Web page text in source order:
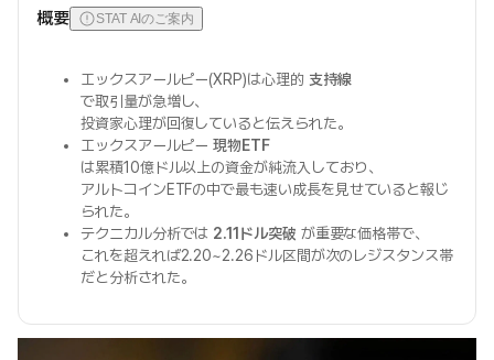
概要 STAT AIのご案内
エックスアールピー(XRP)は心理的 支持線
で取引量が急増し、
投資家心理が回復していると伝えられた。
エックスアールピー現物ETF
は累積10億ドル以上の資金が純流入しており、
アルトコインETFの中で最も速い成長を見せていると報じ
られた。
テクニカル分析では 2.11ドル突破 が重要な価格帯で、
これを超えれば2.20~2.26ドル区間が次のレジスタンス帯
だと分析された。